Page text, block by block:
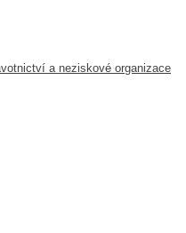
a neziskové organizace